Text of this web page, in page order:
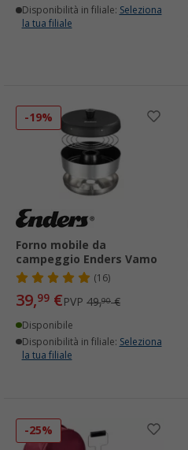
Disponibilità in filiale: Seleziona
la tua filiale
-19%
Forno mobile da
campeggio Enders Vamo
(16)
39,99 €PVP 49,90€
Disponibile
Disponibilità in filiale: Seleziona
la tua filiale
-25%